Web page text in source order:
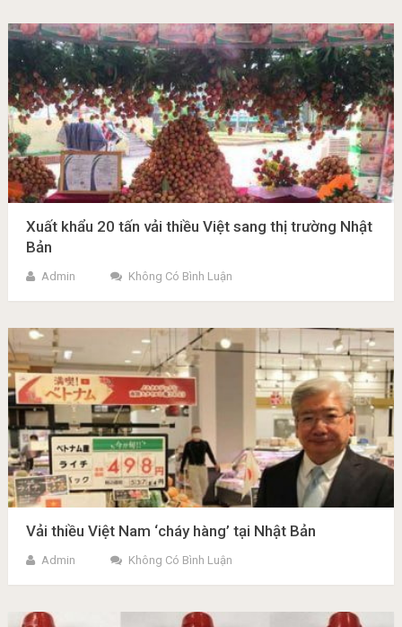
Xuất khẩu 20 tấn vải thiều Việt sang thị trường Nhật
Bản
Admin Không Có Bình Luận
Vải thiều Việt Nam ‘cháy hàng’ tại Nhật Bản
Admin Không Có Bình Luận